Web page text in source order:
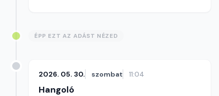
ÉPP EZT AZ ADÁST NÉZED
2026. 05. 30. szombat 11:04
Hangoló